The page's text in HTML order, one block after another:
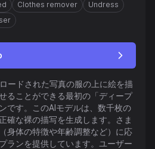
Clothes remover
Undress
ードされた写真の服の上に絵を描
ることができる最初の「ディープ
です。このAIモデルは、数千枚の
確な裸の描写を生成します。さま
身体の特徴や年齢調整など）に応
ランを提供しています。ユーザー